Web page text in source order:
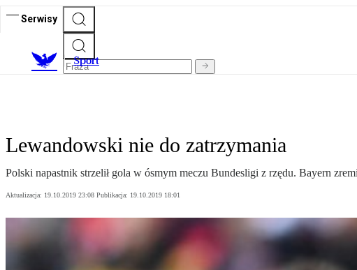
Serwisy
Sport
Lewandowski nie do zatrzymania
Polski napastnik strzelił gola w ósmym meczu Bundesligi z rzędu. Bayern
Aktualizacja: 19.10.2019 23:08 Publikacja: 19.10.2019 18:01